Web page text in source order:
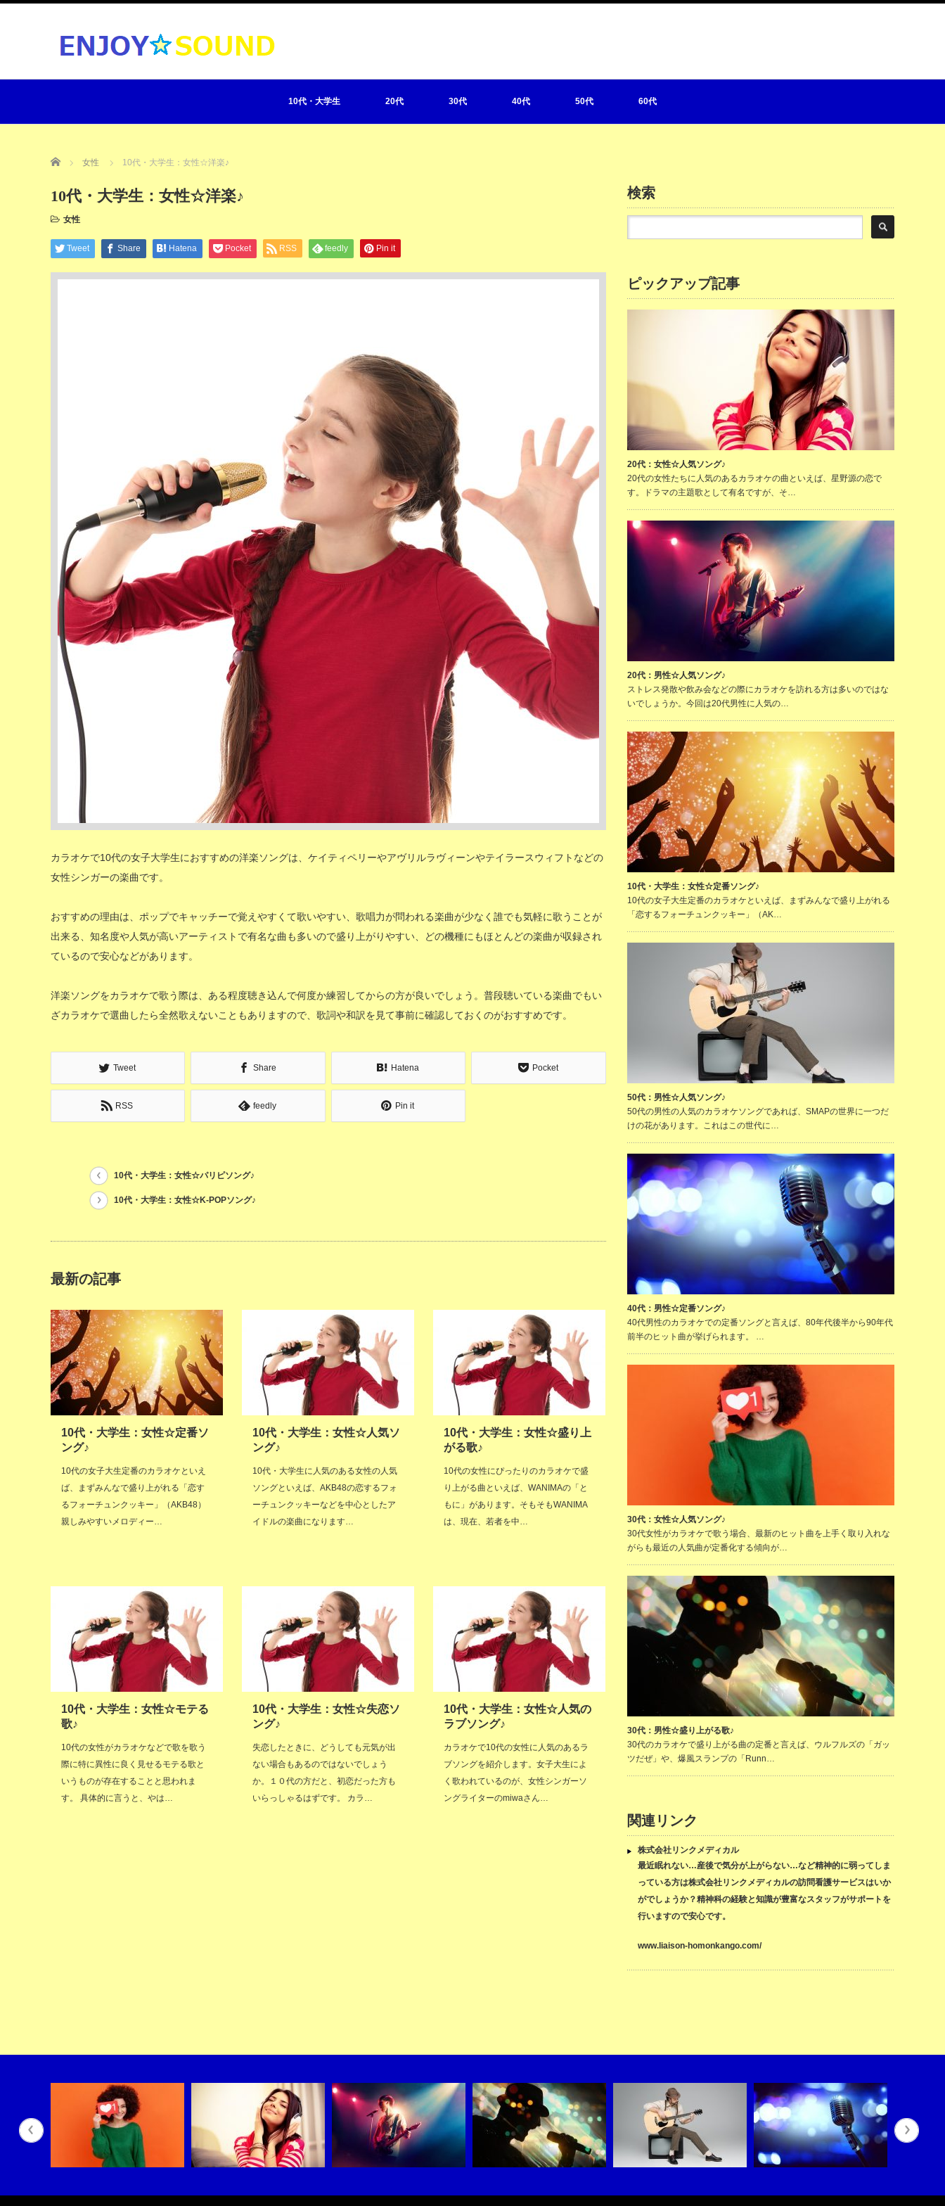
10代・大学生 20代 30代 40代 50代 60代
Home 女性 10代・大学生：女性☆洋楽♪
10代・大学生：女性☆洋楽♪
女性
Tweet Share Hatena Pocket RSS feedly Pin it
カラオケで10代の女子大学生におすすめの洋楽ソングは、ケイティペリーやアヴリルラヴィーンやテイラースウィフトなどの
女性シンガーの楽曲です。
おすすめの理由は、ポップでキャッチーで覚えやすくて歌いやすい、歌唱力が問われる楽曲が少なく誰でも気軽に歌うことが
出来る、知名度や人気が高いアーティストで有名な曲も多いので盛り上がりやすい、どの機種にもほとんどの楽曲が収録され
ているので安心などがあります。
洋楽ソングをカラオケで歌う際は、ある程度聴き込んで何度か練習してからの方が良いでしょう。普段聴いている楽曲でもい
ざカラオケで選曲したら全然歌えないこともありますので、歌詞や和訳を見て事前に確認しておくのがおすすめです。
Tweet Share Hatena Pocket
RSS feedly Pin it
10代・大学生：女性☆パリピソング♪
10代・大学生：女性☆K-POPソング♪
最新の記事
10代・大学生：女性☆定番ソ
ング♪
10代の女子大生定番のカラオケといえ
ば、まずみんなで盛り上がれる「恋す
るフォーチュンクッキー」（AKB48）
親しみやすいメロディー…
10代・大学生：女性☆人気ソ
ング♪
10代・大学生に人気のある女性の人気
ソングといえば、AKB48の恋するフォ
ーチュンクッキーなどを中心としたア
イドルの楽曲になります…
10代・大学生：女性☆盛り上
がる歌♪
10代の女性にぴったりのカラオケで盛
り上がる曲といえば、WANIMAの「と
もに」があります。そもそもWANIMA
は、現在、若者を中…
10代・大学生：女性☆モテる
歌♪
10代の女性がカラオケなどで歌を歌う
際に特に異性に良く見せるモテる歌と
いうものが存在することと思われま
す。 具体的に言うと、やは…
10代・大学生：女性☆失恋ソ
ング♪
失恋したときに、どうしても元気が出
ない場合もあるのではないでしょう
か。１０代の方だと、初恋だった方も
いらっしゃるはずです。 カラ…
10代・大学生：女性☆人気の
ラブソング♪
カラオケで10代の女性に人気のあるラ
ブソングを紹介します。女子大生によ
く歌われているのが、女性シンガーソ
ングライターのmiwaさん…
検索
ピックアップ記事
20代：女性☆人気ソング♪
20代の女性たちに人気のあるカラオケの曲といえば、星野源の恋で
す。ドラマの主題歌として有名ですが、そ…
20代：男性☆人気ソング♪
ストレス発散や飲み会などの際にカラオケを訪れる方は多いのではな
いでしょうか。今回は20代男性に人気の…
10代・大学生：女性☆定番ソング♪
10代の女子大生定番のカラオケといえば、まずみんなで盛り上がれる
「恋するフォーチュンクッキー」（AK…
50代：男性☆人気ソング♪
50代の男性の人気のカラオケソングであれば、SMAPの世界に一つだ
けの花があります。これはこの世代に…
40代：男性☆定番ソング♪
40代男性のカラオケでの定番ソングと言えば、80年代後半から90年代
前半のヒット曲が挙げられます。 …
30代：女性☆人気ソング♪
30代女性がカラオケで歌う場合、最新のヒット曲を上手く取り入れな
がらも最近の人気曲が定番化する傾向が…
30代：男性☆盛り上がる歌♪
30代のカラオケで盛り上がる曲の定番と言えば、ウルフルズの「ガッ
ツだぜ」や、爆風スランプの「Runn…
関連リンク
株式会社リンクメディカル
最近眠れない…産後で気分が上がらない…など精神的に弱ってしま
っている方は株式会社リンクメディカルの訪問看護サービスはいか
がでしょうか？精神科の経験と知識が豊富なスタッフがサポートを
行いますので安心です。
www.liaison-homonkango.com/